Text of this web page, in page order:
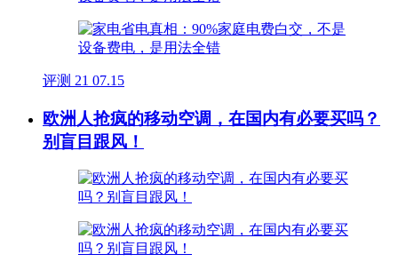
评测 21 07.15
欧洲人抢疯的移动空调，在国内有必要买吗？
别盲目跟风！